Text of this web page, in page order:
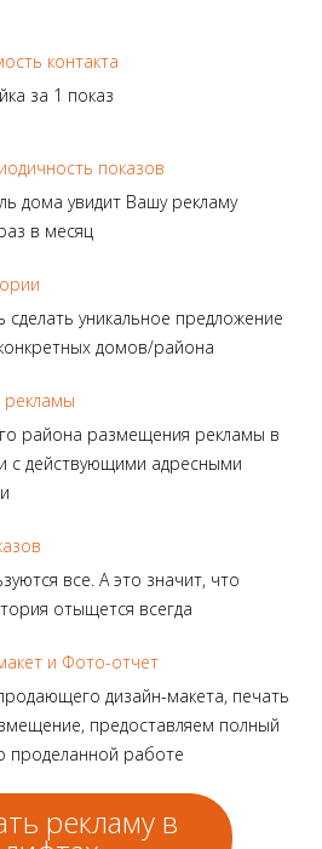
контакта
за 1 показ
показов
дома увидит Вашу рекламу
в месяц
уникальное предложение
домов/района
рекламы
района размещения рекламы в
с действующими адресными
все. А это значит, что
отыщется всегда
и Фото-отчет
дизайн-макета, печать
предоставляем полный
проделанной работе
рекламу в